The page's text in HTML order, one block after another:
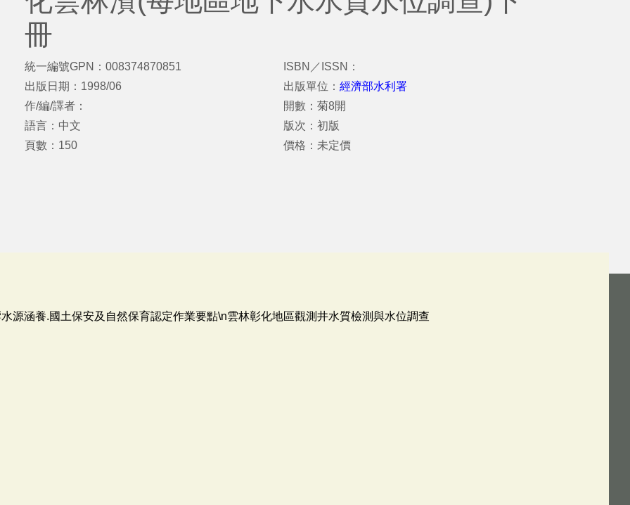
冊
統一編號GPN：008374870851
出版日期：1998/06
作/編/譯者：
語言：中文
頁數：150
ISBN／ISSN：
出版單位：經濟部水利署
開數：菊8開
版次：初版
價格：未定價
源涵養.國土保安及自然保育認定作業要點\n雲林彰化地區觀測井水質檢測與水位調查